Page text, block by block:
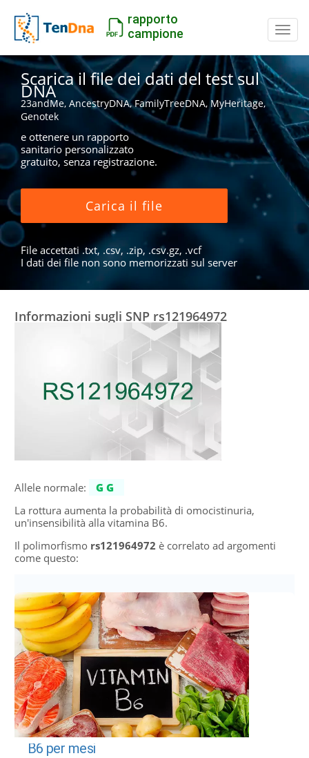
rapporto
campione
Scarica il file dei dati del test sul
DNA
23andMe, AncestryDNA, FamilyTreeDNA, MyHeritage,
Genotek
e ottenere un rapporto
sanitario personalizzato
gratuito, senza registrazione.
Carica il file
File accettati .txt, .csv, .zip, .csv.gz, .vcf
I dati dei file non sono memorizzati sul server
Informazioni sugli SNP rs121964972
Allele normale:
GG
La rottura aumenta la probabilità di omocistinuria,
un'insensibilità alla vitamina B6.
Il polimorfismo rs121964972 è correlato ad argomenti
come questo:
B6 per mesi